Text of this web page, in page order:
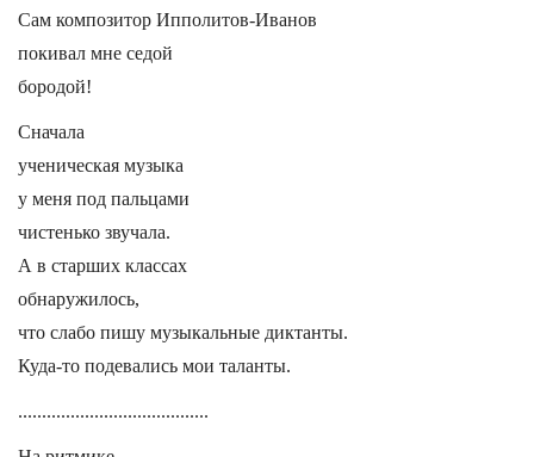
Сам композитор Ипполитов-Иванов
покивал мне седой
бородой!
Сначала
ученическая музыка
у меня под пальцами
чистенько звучала.
А в старших классах
обнаружилось,
что слабо пишу музыкальные диктанты.
Куда-то подевались мои таланты.
........................................